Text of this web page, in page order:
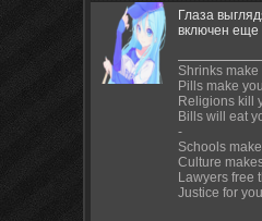
Глаза
включен еще
Shrinks
Pills make
Religions kill
Bills will eat
-
Schools
Culture
Lawyers free
Justice for